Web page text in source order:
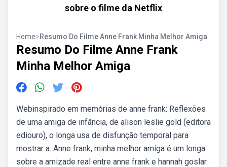
sobre o filme da Netflix
Home>Resumo Do Filme Anne Frank Minha Melhor Amiga
Resumo Do Filme Anne Frank
Minha Melhor Amiga
Webinspirado em memórias de anne frank: Reflexões
de uma amiga de infância, de alison leslie gold (editora
ediouro), o longa usa de disfunção temporal para
mostrar a. Anne frank, minha melhor amiga é um longa
sobre a amizade real entre anne frank e hannah goslar.